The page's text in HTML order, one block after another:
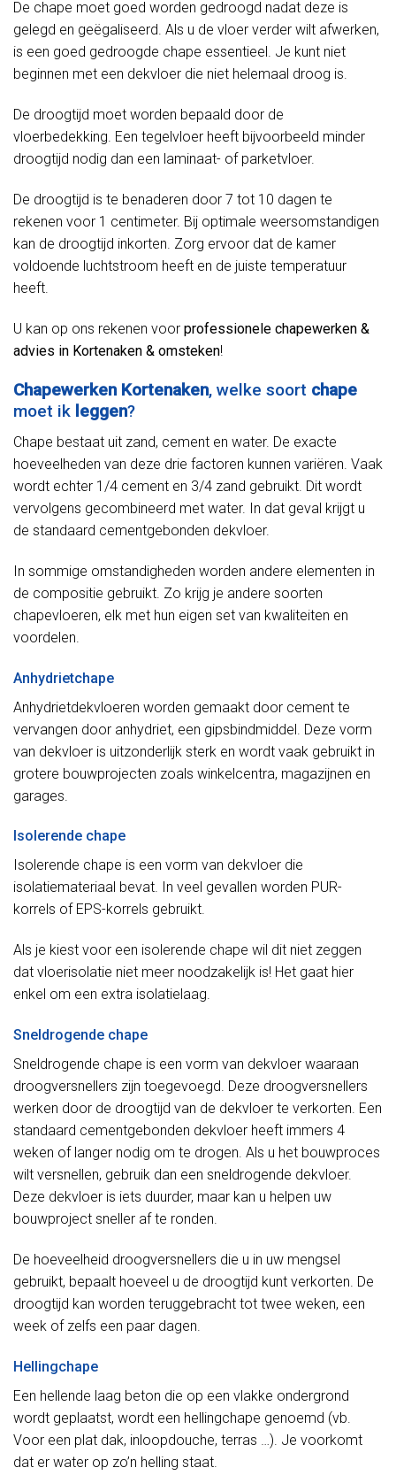
De chape moet goed worden gedroogd nadat deze is
gelegd en geëgaliseerd. Als u de vloer verder wilt afwerken,
is een goed gedroogde chape essentieel. Je kunt niet
beginnen met een dekvloer die niet helemaal droog is.
De droogtijd moet worden bepaald door de
vloerbedekking. Een tegelvloer heeft bijvoorbeeld minder
droogtijd nodig dan een laminaat- of parketvloer.
De droogtijd is te benaderen door 7 tot 10 dagen te
rekenen voor 1 centimeter. Bij optimale weersomstandigen
kan de droogtijd inkorten. Zorg ervoor dat de kamer
voldoende luchtstroom heeft en de juiste temperatuur
heeft.
U kan op ons rekenen voor professionele chapewerken &
advies in Kortenaken & omsteken!
Chapewerken Kortenaken, welke soort chape
moet ik leggen?
Chape bestaat uit zand, cement en water. De exacte
hoeveelheden van deze drie factoren kunnen variëren. Vaak
wordt echter 1/4 cement en 3/4 zand gebruikt. Dit wordt
vervolgens gecombineerd met water. In dat geval krijgt u
de standaard cementgebonden dekvloer.
In sommige omstandigheden worden andere elementen in
de compositie gebruikt. Zo krijg je andere soorten
chapevloeren, elk met hun eigen set van kwaliteiten en
voordelen.
Anhydrietchape
Anhydrietdekvloeren worden gemaakt door cement te
vervangen door anhydriet, een gipsbindmiddel. Deze vorm
van dekvloer is uitzonderlijk sterk en wordt vaak gebruikt in
grotere bouwprojecten zoals winkelcentra, magazijnen en
garages.
Isolerende chape
Isolerende chape is een vorm van dekvloer die
isolatiemateriaal bevat. In veel gevallen worden PUR-
korrels of EPS-korrels gebruikt.
Als je kiest voor een isolerende chape wil dit niet zeggen
dat vloerisolatie niet meer noodzakelijk is! Het gaat hier
enkel om een extra isolatielaag.
Sneldrogende chape
Sneldrogende chape is een vorm van dekvloer waaraan
droogversnellers zijn toegevoegd. Deze droogversnellers
werken door de droogtijd van de dekvloer te verkorten. Een
standaard cementgebonden dekvloer heeft immers 4
weken of langer nodig om te drogen. Als u het bouwproces
wilt versnellen, gebruik dan een sneldrogende dekvloer.
Deze dekvloer is iets duurder, maar kan u helpen uw
bouwproject sneller af te ronden.
De hoeveelheid droogversnellers die u in uw mengsel
gebruikt, bepaalt hoeveel u de droogtijd kunt verkorten. De
droogtijd kan worden teruggebracht tot twee weken, een
week of zelfs een paar dagen.
Hellingchape
Een hellende laag beton die op een vlakke ondergrond
wordt geplaatst, wordt een hellingchape genoemd (vb.
Voor een plat dak, inloopdouche, terras …). Je voorkomt
dat er water op zo’n helling staat.